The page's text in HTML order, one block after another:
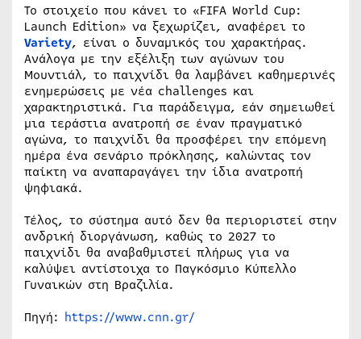
Το στοιχείο που κάνει το «FIFA World Cup:
Launch Edition» να ξεχωρίζει, αναφέρει το
Variety, είναι ο δυναμικός του χαρακτήρας.
Ανάλογα με την εξέλιξη των αγώνων του
Μουντιάλ, το παιχνίδι θα λαμβάνει καθημερινές
ενημερώσεις με νέα challenges και
χαρακτηριστικά. Για παράδειγμα, εάν σημειωθεί
μια τεράστια ανατροπή σε έναν πραγματικό
αγώνα, το παιχνίδι θα προσφέρει την επόμενη
ημέρα ένα σενάριο πρόκλησης, καλώντας τον
παίκτη να αναπαραγάγει την ίδια ανατροπή
ψηφιακά.
Τέλος, το σύστημα αυτό δεν θα περιοριστεί στην
ανδρική διοργάνωση, καθώς το 2027 το
παιχνίδι θα αναβαθμιστεί πλήρως για να
καλύψει αντίστοιχα το Παγκόσμιο Κύπελλο
Γυναικών στη Βραζιλία.
Πηγή: https://www.cnn.gr/